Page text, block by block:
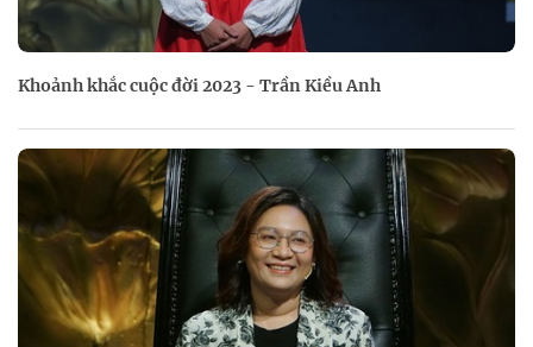
Khoảnh khắc cuộc đời 2023 - Trần Kiều Anh